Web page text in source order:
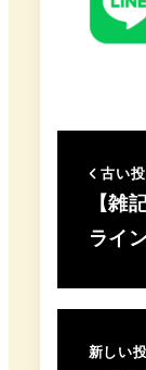
古い
【雑
ライ
新しい